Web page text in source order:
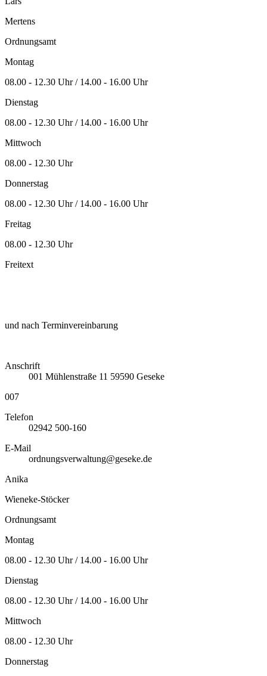
Mertens
Ordnungsamt
Montag
08.00 - 12.30 Uhr / 14.00 - 16.00 Uhr
Dienstag
08.00 - 12.30 Uhr / 14.00 - 16.00 Uhr
Mittwoch
08.00 - 12.30 Uhr
Donnerstag
08.00 - 12.30 Uhr / 14.00 - 16.00 Uhr
Freitag
08.00 - 12.30 Uhr
Freitext
und nach Terminvereinbarung
Anschrift
001 Mühlenstraße 11 59590 Geseke
007
Telefon
02942 500-160
E-Mail
ordnungsverwaltung@geseke.de
Anika
Wieneke-Stöcker
Ordnungsamt
Montag
08.00 - 12.30 Uhr / 14.00 - 16.00 Uhr
Dienstag
08.00 - 12.30 Uhr / 14.00 - 16.00 Uhr
Mittwoch
08.00 - 12.30 Uhr
Donnerstag